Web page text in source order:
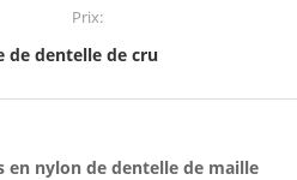
Prix:
de dentelle de cru
en nylon de dentelle de maille